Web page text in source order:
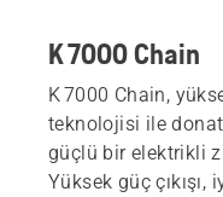
K 7000 Chain
K 7000 Chain,
teknolojisi ile
güçlü bir elektrikli
Yüksek güç